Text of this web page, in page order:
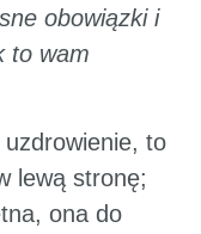
obowiązki i
to wam
to
lewą stronę;
ona do